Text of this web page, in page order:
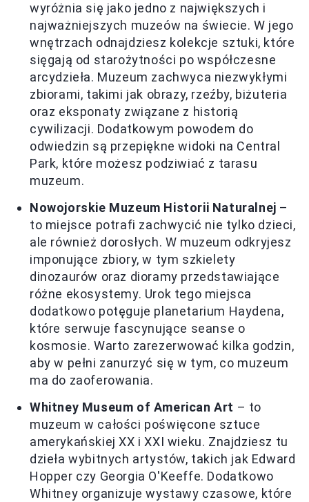
wyróżnia się jako jedno z największych i
najważniejszych muzeów na świecie. W jego
wnętrzach odnajdziesz kolekcje sztuki, które
sięgają od starożytności po współczesne
arcydzieła. Muzeum zachwyca niezwykłymi
zbiorami, takimi jak obrazy, rzeźby, biżuteria
oraz eksponaty związane z historią
cywilizacji. Dodatkowym powodem do
odwiedzin są przepiękne widoki na Central
Park, które możesz podziwiać z tarasu
muzeum.
Nowojorskie Muzeum Historii Naturalnej –
to miejsce potrafi zachwycić nie tylko dzieci,
ale również dorosłych. W muzeum odkryjesz
imponujące zbiory, w tym szkielety
dinozaurów oraz dioramy przedstawiające
różne ekosystemy. Urok tego miejsca
dodatkowo potęguje planetarium Haydena,
które serwuje fascynujące seanse o
kosmosie. Warto zarezerwować kilka godzin,
aby w pełni zanurzyć się w tym, co muzeum
ma do zaoferowania.
Whitney Museum of American Art – to
muzeum w całości poświęcone sztuce
amerykańskiej XX i XXI wieku. Znajdziesz tu
dzieła wybitnych artystów, takich jak Edward
Hopper czy Georgia O'Keeffe. Dodatkowo
Whitney organizuje wystawy czasowe, które